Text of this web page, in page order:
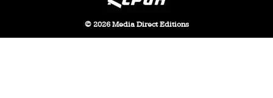
© 2026 Media Direct Editions